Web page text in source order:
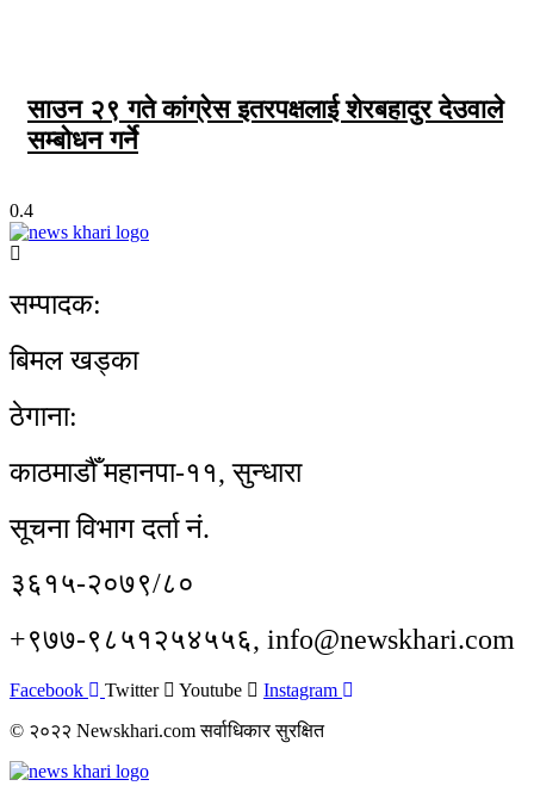
साउन २९ गते कांग्रेस इतरपक्षलाई शेरबहादुर देउवाले
सम्बोधन गर्ने
सम्पादक:
बिमल खड्का
ठेगाना:
काठमाडौँ महानपा-११, सुन्धारा
सूचना विभाग दर्ता नं.
३६१५-२०७९/८०
+९७७-९८५१२५४५५६, info@newskhari.com
Facebook Twitter Youtube
Instagram
© २०२२ Newskhari.com सर्वाधिकार सुरक्षित